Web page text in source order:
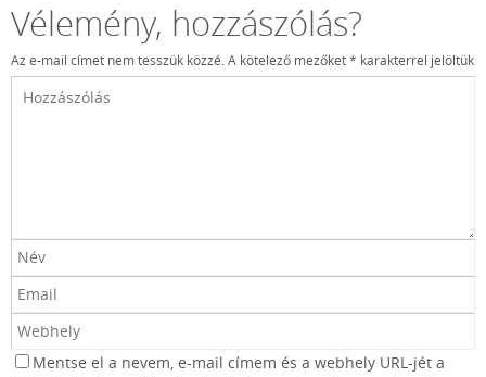
Vélemény, hozzászólás?
Az e-mail címet nem tesszük közzé.A kötelező mezőket* karakterrel jelöltük
Mentse el a nevem, e-mail címem és a webhely URL-jét a